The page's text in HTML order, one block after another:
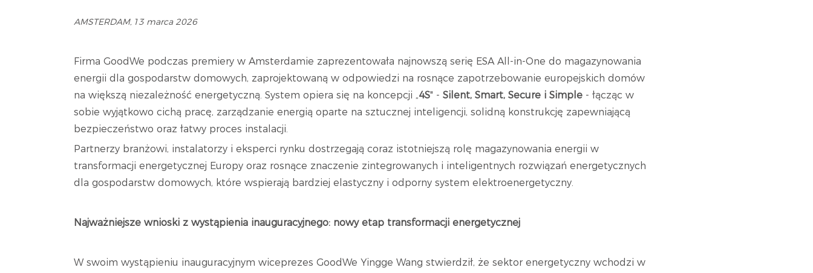
AMSTERDAM, 13 marca 2026
Firma GoodWe podczas premiery w Amsterdamie zaprezentowała najnowszą serię ESA All-in-One do magazynowania
energii dla gospodarstw domowych, zaprojektowaną w odpowiedzi na rosnące zapotrzebowanie europejskich domów
na większą niezależność energetyczną. System opiera się na koncepcji „4S" - Silent, Smart, Secure i Simple - łącząc w
sobie wyjątkowo cichą pracę, zarządzanie energią oparte na sztucznej inteligencji, solidną konstrukcję zapewniającą
bezpieczeństwo oraz łatwy proces instalacji.
Partnerzy branżowi, instalatorzy i eksperci rynku dostrzegają coraz istotniejszą rolę magazynowania energii w
transformacji energetycznej Europy oraz rosnące znaczenie zintegrowanych i inteligentnych rozwiązań energetycznych
dla gospodarstw domowych, które wspierają bardziej elastyczny i odporny system elektroenergetyczny.
Najważniejsze wnioski z wystąpienia inauguracyjnego: nowy etap transformacji energetycznej
W swoim wystąpieniu inauguracyjnym wiceprezes GoodWe Yingge Wang stwierdził, że sektor energetyczny wchodzi w